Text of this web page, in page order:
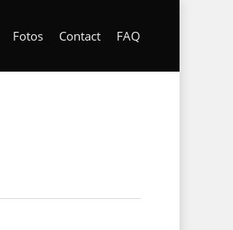
Fotos Contact FAQ